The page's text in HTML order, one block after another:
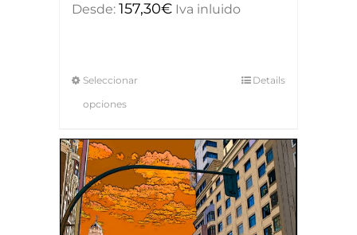
Desde: 157,30€ Iva inluido
Seleccionar
opciones
Details